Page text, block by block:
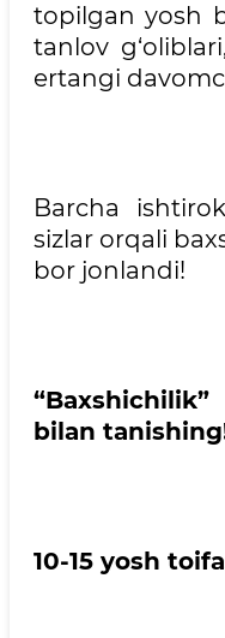
topilgan yosh
tanlov
ertangi
Barcha
sizlar orqali
bor jonlandi!
bilan
10-15 yosh